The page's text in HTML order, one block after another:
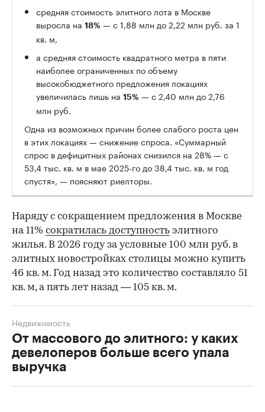
средняя стоимость элитного лота в Москве
выросла на 18% — с 1,88 млн до 2,22 млн руб. за 1
кв. м,
а средняя стоимость квадратного метра в пяти
наиболее ограниченных по объему
высокобюджетного предложения локациях
увеличилась лишь на 15% — с 2,40 млн до 2,76
млн руб.
Одна из возможных причин более слабого роста цен
в этих локациях — снижение спроса. «Суммарный
спрос в дефицитных районах снизился на 28% — с
53,4 тыс. кв. м в мае 2025-го до 38,4 тыс. кв. м год
спустя», — поясняют риелторы.
Наряду с сокращением предложения в Москве
на 11% сократилась доступность элитного
жилья. В 2026 году за условные 100 млн руб. в
элитных новостройках столицы можно купить
46 кв. м. Год назад это количество составляло 51
кв. м, а пять лет назад — 105 кв. м.
От массового до элитного: у каких
девелоперов больше всего упала
выручка
Недвижимость